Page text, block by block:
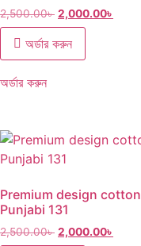
2,500.00৳ 2,000.00৳
অর্ডার করুন
অর্ডার করুন
Premium design cotton
Punjabi 131
2,500.00৳ 2,000.00৳